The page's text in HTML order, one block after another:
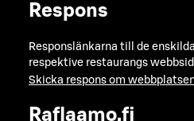
Respons
Responslänkarna till de
respektive restaurangs
Skicka respons om
Raflaamo.fi